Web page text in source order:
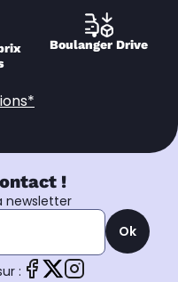
Boulanger Drive
!
newsletter
Ok
: